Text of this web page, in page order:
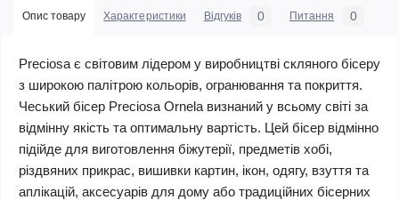
Опис товару Характеристики Відгуків 0 Питання 0
Preciosa є світовим лідером у виробництві скляного бісеру
з широкою палітрою кольорів, огранювання та покриття.
Чеський бісер Preciosa Ornela визнаний у всьому світі за
відмінну якість та оптимальну вартість. Цей бісер відмінно
підійде для виготовлення біжутерії, предметів хобі,
різдвяних прикрас, вишивки картин, ікон, одягу, взуття та
аплікацій, аксесуарів для дому або традиційних бісерних